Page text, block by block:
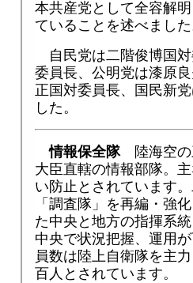
本共産党として全容解
ていることを述べまし
自民党は二階俊博国
委員長、公明党は漆原
正国対委員長、国民新
した。
情報保全隊陸海空の
大臣直轄の情報部隊。
い防止とされています
「調査隊」を再編・強
た中央と地方の指揮系
中央で状況把握、運用
員数は陸上自衛隊を主
百人とされています。